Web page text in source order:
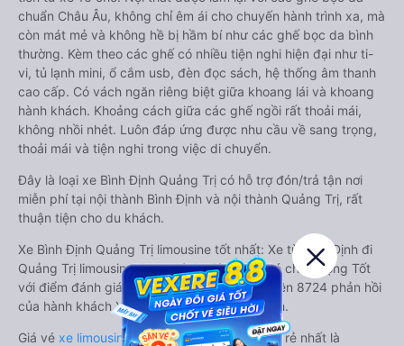
chuẩn Châu Âu, không chỉ êm ái cho chuyến hành trình xa, mà
còn mát mẻ và không hề bị hầm bí như các ghế bọc da bình
thường. Kèm theo các ghế có nhiều tiện nghi hiện đại như ti-
vi, tủ lạnh mini, ổ cắm usb, đèn đọc sách, hệ thống âm thanh
cao cấp. Có vách ngăn riêng biệt giữa khoang lái và khoang
hành khách. Khoảng cách giữa các ghế ngồi rất thoải mái,
không nhồi nhét. Luôn đáp ứng được nhu cầu về sang trọng,
thoải mái và tiện nghi trong việc di chuyển.
Đây là loại xe Bình Định Quảng Trị có hỗ trợ đón/trả tận nơi
miễn phí tại nội thành Bình Định và nội thành Quảng Trị, rất
thuận tiện cho du khách.
Xe Bình Định Quảng Trị limousine tốt nhất: Xe từ Bình Định đi
Quảng Trị limousine được đánh giá chung có chất lượng Tốt
với điểm đánh giá trung bình từ 3.6/5 dựa trên 8724 phản hồi
của hành khách Xe về Quảng Trị từ Bình Định.
Giá vé xe limousine đi Quảng Trị từ Bình Địnhrẻ nhất là